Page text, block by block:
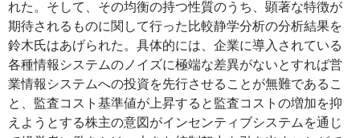
れた。そして、その均衡の持つ性質のうち、顕著な特徴が
期待されるものに関して行った比較静学分析の分析結果を
鈴木氏はあげられた。具体的には、企業に導入されている
各種情報システムのノイズに極端な差異がないとすれば営
業情報システムへの投資を先行させることが無難であるこ
と、監査コスト基準値が上昇すると監査コストの増加を抑
えようとする株主の意図がインセンティブシステムを通じ